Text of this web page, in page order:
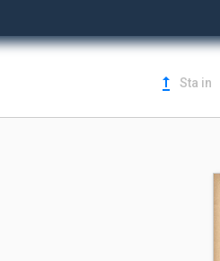
upgrade Sta in